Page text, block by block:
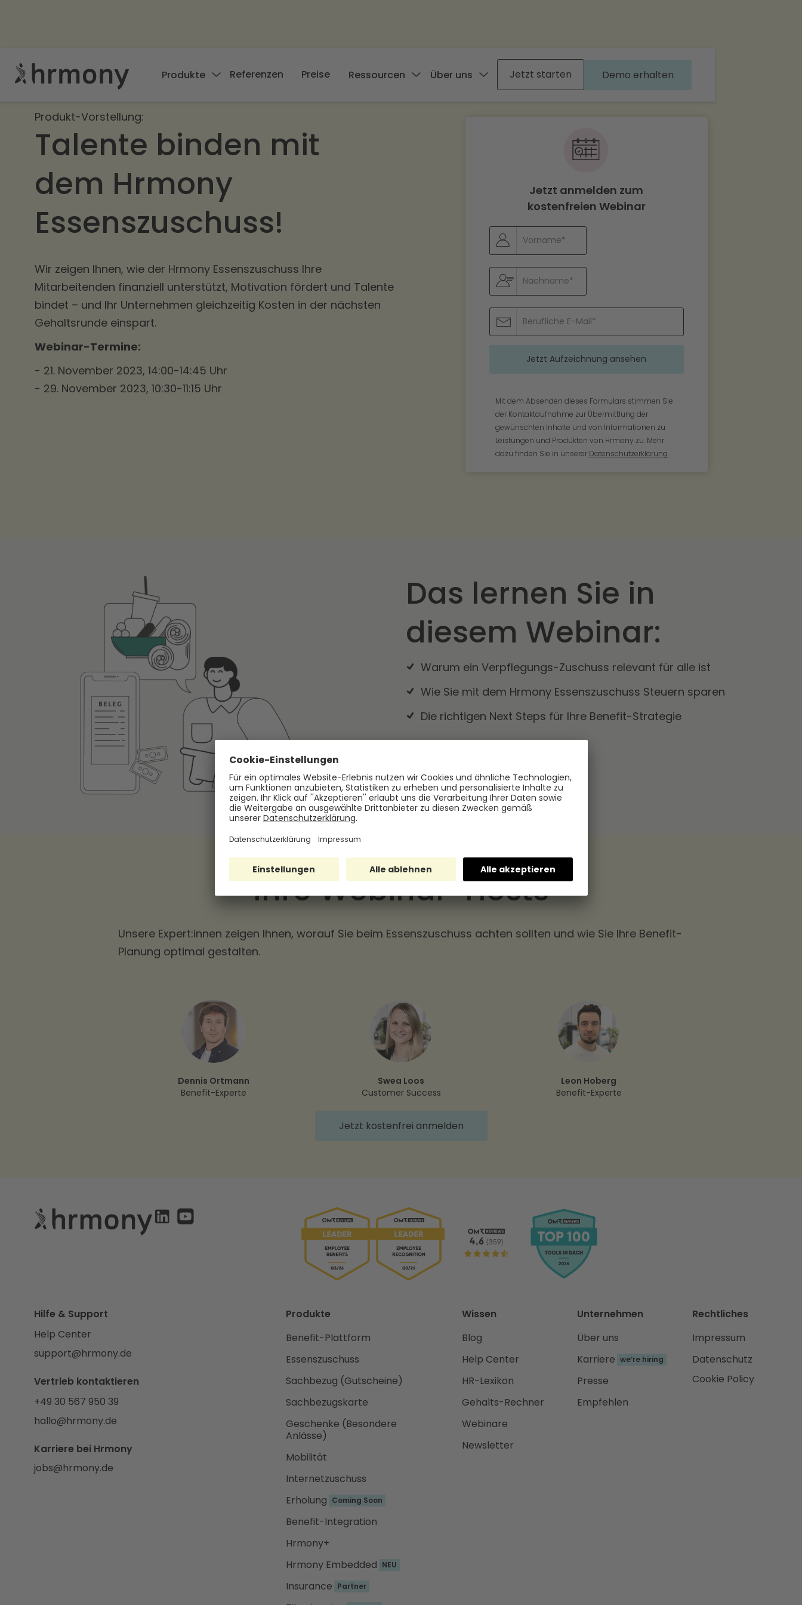
Produkte Referenzen Preise Ressourcen Über uns Jetzt starten Demo erhalten
Produkt-Vorstellung:
Talente binden mit
dem Hrmony
Essenszuschuss!
Wir zeigen Ihnen, wie der Hrmony Essenszuschuss Ihre
Mitarbeitenden finanziell unterstützt, Motivation fördert und Talente
bindet – und Ihr Unternehmen gleichzeitig Kosten in der nächsten
Gehaltsrunde einspart.
Webinar-Termine:
- 21. November 2023, 14:00-14:45 Uhr
- 29. November 2023, 10:30-11:15 Uhr
Jetzt anmelden zum
kostenfreien Webinar
Mit dem Absenden dieses Formulars stimmen Sie
der Kontaktaufnahme zur Übermittlung der
gewünschten Inhalte und von Informationen zu
Leistungen und Produkten von Hrmony zu. Mehr
dazu finden Sie in unserer Datenschutzerklärung.
Das lernen Sie in
diesem Webinar:
Warum ein Verpflegungs-Zuschuss relevant für alle ist
Wie Sie mit dem Hrmony Essenszuschuss Steuern sparen
Die richtigen Next Steps für Ihre Benefit-Strategie
Ihre Webinar-Hosts
Unsere Expert:innen zeigen Ihnen, worauf Sie beim Essenszuschuss achten sollten und wie Sie Ihre Benefit-
Planung optimal gestalten.
Dennis Ortmann
Benefit-Experte
Swea Loos
Customer Success
Leon Hoberg
Benefit-Experte
Jetzt kostenfrei anmelden
Hilfe & Support
Help Center
support@hrmony.de
Vertrieb kontaktieren
+49 30 567 950 39
hallo@hrmony.de
Karriere bei Hrmony
jobs@hrmony.de
Produkte
Benefit-Plattform
Essenszuschuss
Sachbezug (Gutscheine)
Sachbezugskarte
Geschenke (Besondere
Anlässe)
Mobilität
Internetzuschuss
Erholung Coming Soon
Benefit-Integration
Hrmony+
Hrmony Embedded NEU
Insurance Partner
Wissen
Blog
Help Center
HR-Lexikon
Gehalts-Rechner
Webinare
Newsletter
Unternehmen
Über uns
Karriere we‘re hiring
Presse
Empfehlen
Rechtliches
Impressum
Datenschutz
Cookie Policy